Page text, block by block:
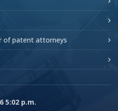
of patent attorneys
5:02 p.m.